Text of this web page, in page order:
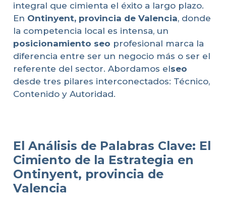
integral que cimienta el éxito a largo plazo.
En Ontinyent, provincia de Valencia, donde
la competencia local es intensa, un
posicionamiento seo profesional marca la
diferencia entre ser un negocio más o ser el
referente del sector. Abordamos elseo
desde tres pilares interconectados: Técnico,
Contenido y Autoridad.
El Análisis de Palabras Clave: El
Cimiento de la Estrategia en
Ontinyent, provincia de
Valencia